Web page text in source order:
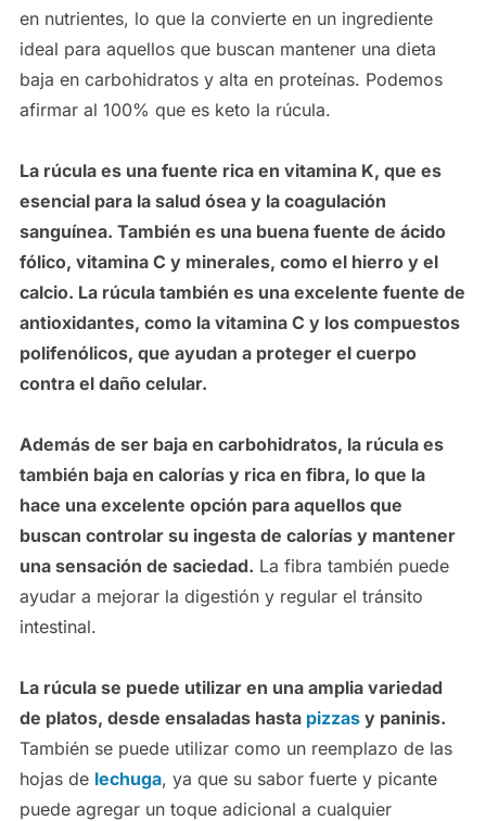
en nutrientes, lo que la convierte en un ingrediente
ideal para aquellos que buscan mantener una dieta
baja en carbohidratos y alta en proteínas. Podemos
afirmar al 100% que es keto la rúcula.
La rúcula es una fuente rica en vitamina K, que es
esencial para la salud ósea y la coagulación
sanguínea. También es una buena fuente de ácido
fólico, vitamina C y minerales, como el hierro y el
calcio. La rúcula también es una excelente fuente de
antioxidantes, como la vitamina C y los compuestos
polifenólicos, que ayudan a proteger el cuerpo
contra el daño celular.
Además de ser baja en carbohidratos, la rúcula es
también baja en calorías y rica en fibra, lo que la
hace una excelente opción para aquellos que
buscan controlar su ingesta de calorías y mantener
una sensación de saciedad. La fibra también puede
ayudar a mejorar la digestión y regular el tránsito
intestinal.
La rúcula se puede utilizar en una amplia variedad
de platos, desde ensaladas hasta pizzasy paninis.
También se puede utilizar como un reemplazo de las
hojas de lechuga, ya que su sabor fuerte y picante
puede agregar un toque adicional a cualquier